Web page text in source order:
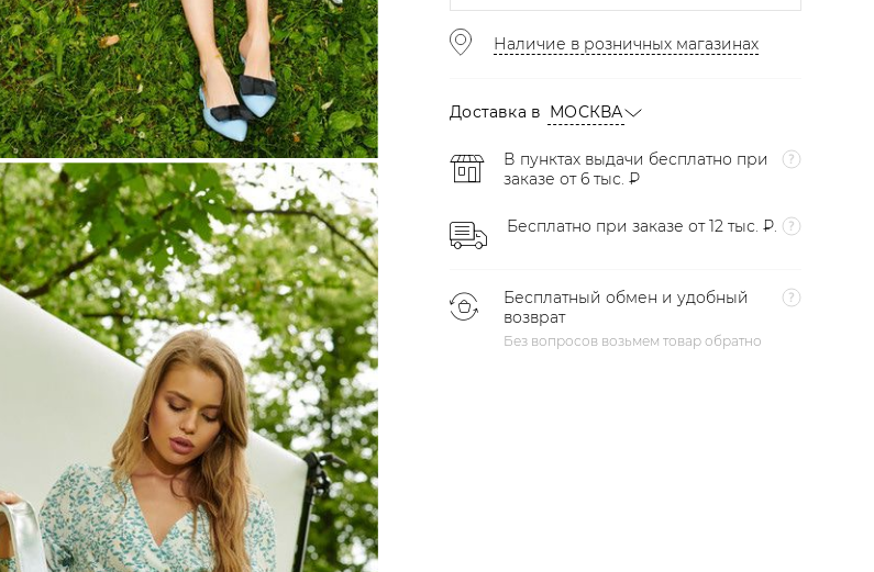
Наличие в розничных магазинах
Доставка в МОСКВА
В пунктах выдачи бесплатно при
заказе от 6 тыс. ₽
Бесплатно при заказе от 12 тыс. ₽.
Бесплатный обмен и удобный
возврат
Без вопросов возьмем товар обратно